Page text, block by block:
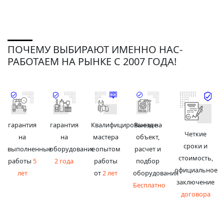
ПОЧЕМУ ВЫБИРАЮТ ИМЕННО НАС-
РАБОТАЕМ НА РЫНКЕ С 2007 ГОДА!
гарантия
на
выполненные
работы 5
лет
гарантия
на
оборудование
2 года
Квалифицированные
мастера
с опытом
работы
от2 лет
Выезд на
объект,
расчет и
подбор
оборудования
Бесплатно
Четкие
сроки и
стоимость,
официальное
заключение
договора